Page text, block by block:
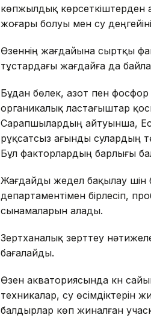
көпжылдық көрсеткіштерден
жоғары болуы мен су
Өзеннің жағдайына сыртқы
тұстардағы жағдайға да
Бұдан бөлек, азот пен
органикалық ластағыштар
Сарапшылардың айтуынша,
рұқсатсыз ағынды сулардың
Бұл факторлардың барлығы
Жағдайды жедел бақылау үшін
департаментімен бірлесіп,
сынамаларын алады.
Зертханалық зерттеу
бағалайды.
Өзен акваториясында күн
техникалар, су өсімдіктерін
балдырлар көп жиналған